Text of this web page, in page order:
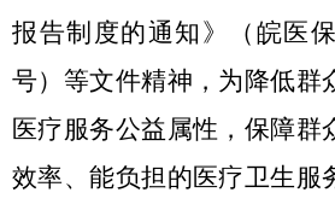
报告制度的通知》（皖医
号）等文件精神，为降低群
医疗服务公益属性，保障群
效率、能负担的医疗卫生服